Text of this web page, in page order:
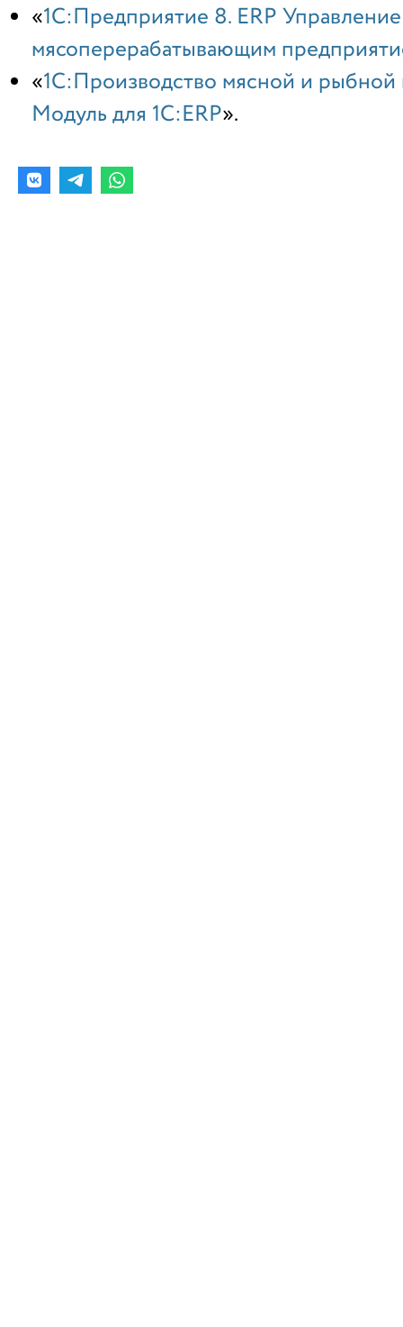
«1С:Предприятие 8. ERP Управление
мясоперерабатывающим
«1С:Производство мясной и рыбной
Модуль для 1С:ERP».